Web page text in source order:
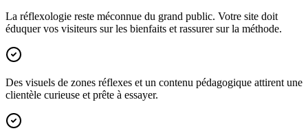
La réflexologie reste méconnue du grand public. Votre site doit
éduquer vos visiteurs sur les bienfaits et rassurer sur la méthode.
Des visuels de zones réflexes et un contenu pédagogique attirent une
clientèle curieuse et prête à essayer.